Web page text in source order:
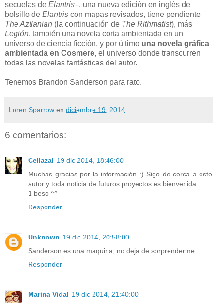
secuelas de Elantris–, una nueva edición en inglés de
bolsillo de Elantris con mapas revisados, tiene pendiente
The Aztlanian (la continuación de The Rithmatist), más
Legión, también una novela corta ambientada en un
universo de ciencia ficción, y por último una novela gráfica
ambientada en Cosmere, el universo donde transcurren
todas las novelas fantásticas del autor.
Tenemos Brandon Sanderson para rato.
Loren Sparrow en diciembre 19, 2014
6 comentarios:
Celiazal 19 dic 2014, 18:46:00
Muchas gracias por la información :) Sigo de cerca a este
autor y toda noticia de futuros proyectos es bienvenida.
1 beso ^^
Responder
Unknown 19 dic 2014, 20:58:00
Sanderson es una maquina, no deja de sorprenderme
Responder
Marina Vidal 19 dic 2014, 21:40:00